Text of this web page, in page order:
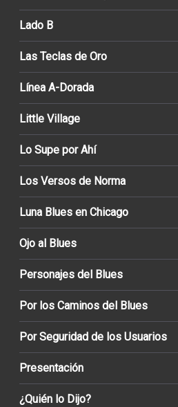
Lado B
Las Teclas de Oro
Línea A-Dorada
Little Village
Lo Supe por Ahí
Los Versos de Norma
Luna Blues en Chicago
Ojo al Blues
Personajes del Blues
Por los Caminos del Blues
Por Seguridad de los Usuarios
Presentación
¿Quién lo Dijo?